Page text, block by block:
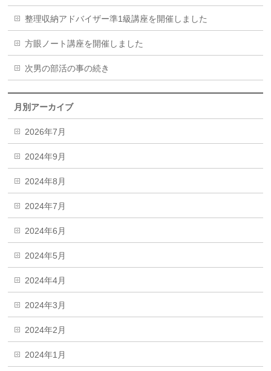
整理収納アドバイザー準1級講座を開催しました
方眼ノート講座を開催しました
次男の部活の事の続き
月別アーカイブ
2026年7月
2024年9月
2024年8月
2024年7月
2024年6月
2024年5月
2024年4月
2024年3月
2024年2月
2024年1月